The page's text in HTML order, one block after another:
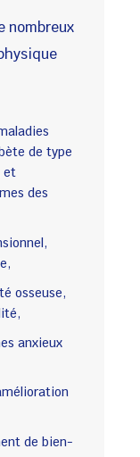
nombreux
de type
et
des
osseuse,
anxieux
de bien-